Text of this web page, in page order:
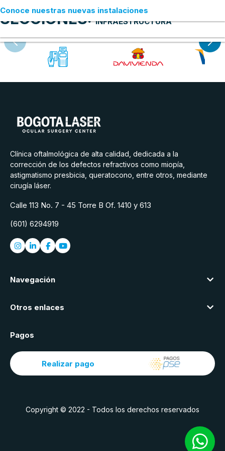
SECCIONES:INFRAESTRUCTURA
Conoce nuestras nuevas instalaciones
Clínica oftalmológica de alta calidad, dedicada a la
corrección de los defectos refractivos como miopía,
astigmatismo presbicia, queratocono, entre otros, mediante
cirugía láser.
Calle 113 No. 7 - 45 Torre B Of. 1410 y 613
(601) 6294919
Navegación
Otros enlaces
Pagos
Realizar pago
Copyright © 2022 - Todos los derechos reservados